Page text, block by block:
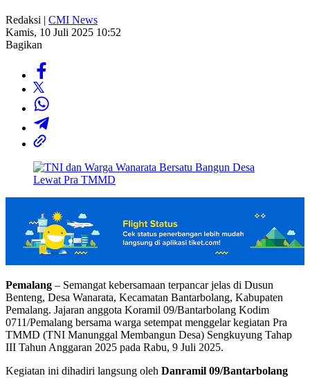
Redaksi | CMI News
Kamis, 10 Juli 2025 10:52
Bagikan
Pemalang – Semangat kebersamaan terpancar jelas di Dusun
Benteng, Desa Wanarata, Kecamatan Bantarbolang, Kabupaten
Pemalang. Jajaran anggota Koramil 09/Bantarbolang Kodim
0711/Pemalang bersama warga setempat menggelar kegiatan Pra
TMMD (TNI Manunggal Membangun Desa) Sengkuyung Tahap
III Tahun Anggaran 2025 pada Rabu, 9 Juli 2025.
Kegiatan ini dihadiri langsung oleh Danramil 09/Bantarbolang